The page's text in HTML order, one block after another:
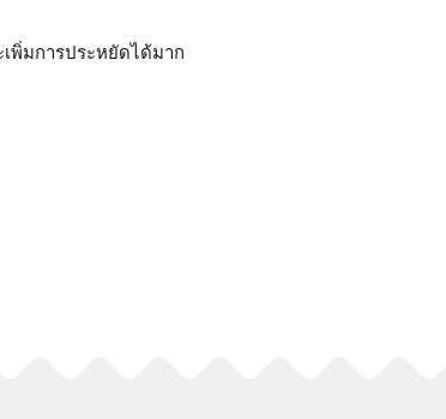
พิ่มการประหยัดได้มาก